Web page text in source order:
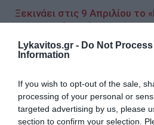
Lykavitos.gr - Do Not
Information
If you wish to opt-out of the sale,
processing of your personal or
targeted advertising by us, please
section to confirm your selection.
Ξεκινάει στις 9 Απριλίου το
Τι θα περιλαμβάνει
στο Google
και μάθετε
ειδήσεις